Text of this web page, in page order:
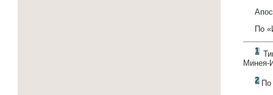
По
1
Минея-
2По